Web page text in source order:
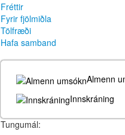
Fréttir
Fyrir fjölmiðla
Tölfræði
Hafa samband
Almenn
Innskráning
Tungumál: